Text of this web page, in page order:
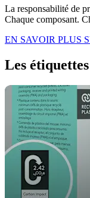
La responsabilité de
Chaque composant.
EN SAVOIR PLUS
Les